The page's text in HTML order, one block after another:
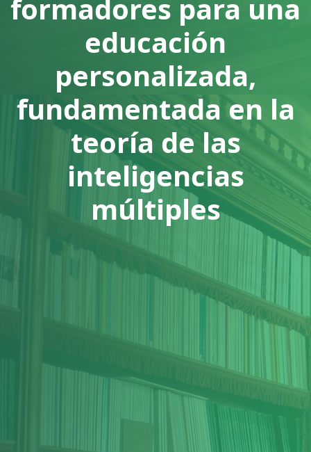
formadores para una
educación
personalizada,
fundamentada en la
teoría de las
inteligencias
múltiples